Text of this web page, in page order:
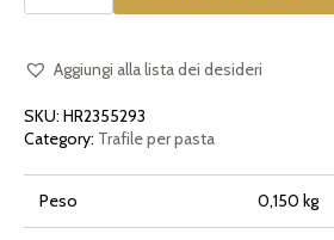
Gnocco
Rigato
Pasta
Maker
Avance
e
7000
Aggiungi alla lista dei desideri
SKU: HR2355293
Category: Trafile per pasta
Peso 0,150 kg